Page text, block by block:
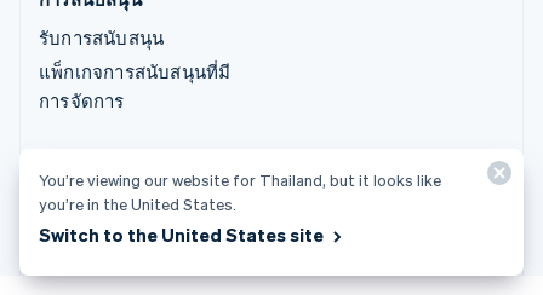
รับการสนับสนุน
แพ็กเกจการสนับสนุนที่มี
การจัดการ
You’re viewing our website for Thailand, but it looks like
you’re in the United States.
Switch to the United States site